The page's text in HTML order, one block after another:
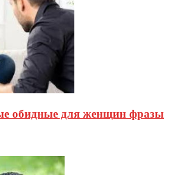
обидные для женщин фразы